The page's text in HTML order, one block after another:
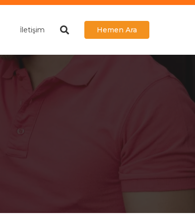
İletişim Hemen Ara